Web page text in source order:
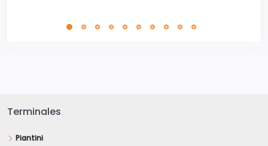
Terminales
Piantini